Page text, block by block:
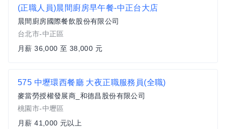
(正職人員)晨間廚房早午餐-中正台大店
晨間廚房國際餐飲股份有限公司
台北市-中正區
月薪 36,000 至 38,000 元
575 中壢環西餐廳 大夜正職服務員(全職)
麥當勞授權發展商_和德昌股份有限公司
桃園市-中壢區
月薪 41,000 元以上